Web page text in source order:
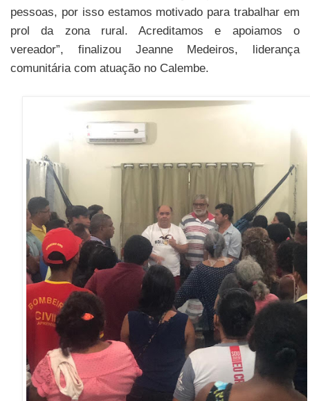
pessoas, por isso estamos motivado para trabalhar em
prol da zona rural. Acreditamos e apoiamos o
vereador”, finalizou Jeanne Medeiros, liderança
comunitária com atuação no Calembe.